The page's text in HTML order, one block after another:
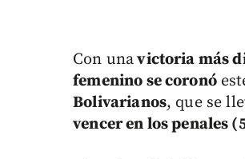
Con unavictoria más
femenino se coronó
Bolivarianos, que se
vencer en los penales